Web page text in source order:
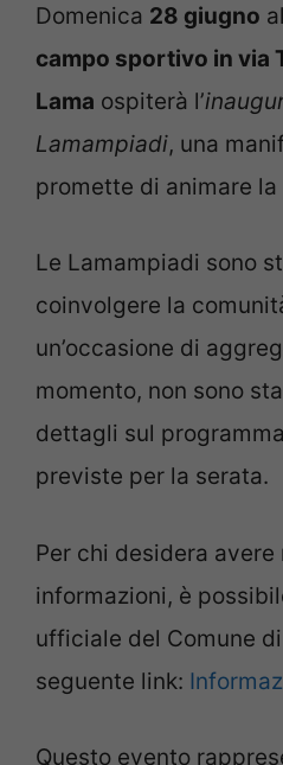
Domenica 28 giugno
campo sportivo in via
Lama ospiterà l’
Lamampiadi, una
promette di animare
Le Lamampiadi sono
coinvolgere la
un’occasione di
momento, non sono
dettagli sul
previste per la serata.
Per chi desidera avere
informazioni, è
ufficiale del Comune
seguente link:
Questo evento